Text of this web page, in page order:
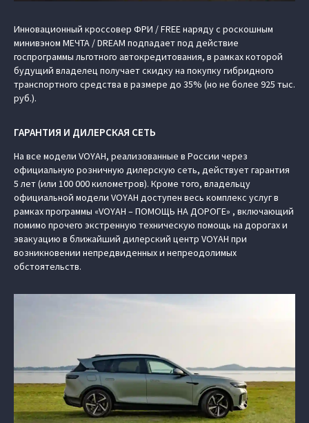
Инновационный кроссовер ФРИ / FREE наряду с роскошным
минивэном МЕЧТА / DREAM подпадает под действие
госпрограммы льготного автокредитования, в рамках которой
будущий владелец получает скидку на покупку гибридного
транспортного средства в размере до 35% (но не более 925 тыс.
руб.).
ГАРАНТИЯ И ДИЛЕРСКАЯ СЕТЬ
На все модели VOYAH, реализованные в России через
официальную розничную дилерскую сеть, действует гарантия
5 лет (или 100 000 километров). Кроме того, владельцу
официальной модели VOYAH доступен весь комплекс услуг в
рамках программы «VOYAH – ПОМОЩЬ НА ДОРОГЕ» , включающий
помимо прочего экстренную техническую помощь на дорогах и
эвакуацию в ближайший дилерский центр VOYAH при
возникновении непредвиденных и непреодолимых
обстоятельств.